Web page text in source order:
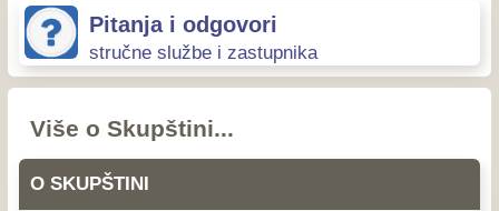
Pitanja i odgovori
stručne službe i zastupnika
Više o Skupštini...
O SKUPŠTINI